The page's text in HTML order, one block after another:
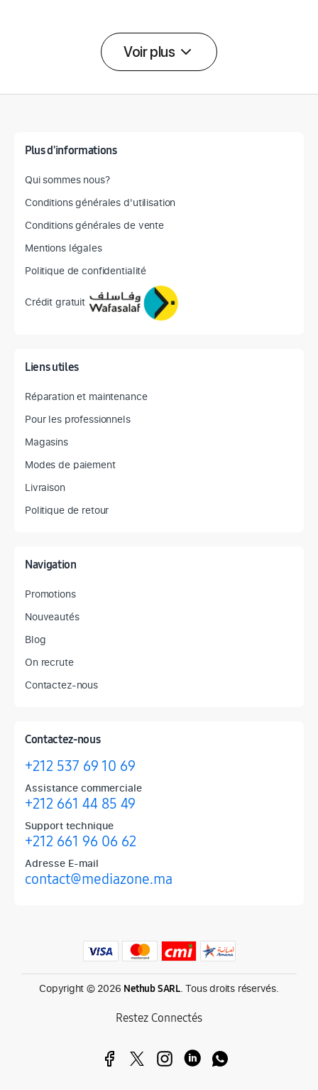
Voir plus
Plus d'informations
Qui sommes nous?
Conditions générales d'utilisation
Conditions générales de vente
Mentions légales
Politique de confidentialité
Crédit gratuit
Liens utiles
Réparation et maintenance
Pour les professionnels
Magasins
Modes de paiement
Livraison
Politique de retour
Navigation
Promotions
Nouveautés
Blog
On recrute
Contactez-nous
Contactez-nous
+212 537 69 10 69
Assistance commerciale
+212 661 44 85 49
Support technique
+212 661 96 06 62
Adresse E-mail
contact@mediazone.ma
Produits phares chez Mediazone
Retrouvez chez Mediazone les références incontournables :
Copyright © 2026 Nethub SARL. Tous droits réservés.
Restez Connectés